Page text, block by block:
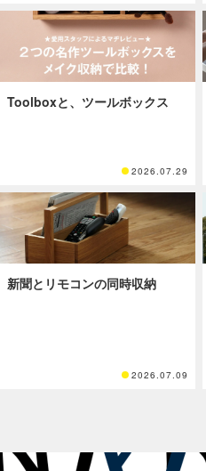
Toolboxと、ツールボックス
2026.07.29
新聞とリモコンの同時収納
2026.07.09